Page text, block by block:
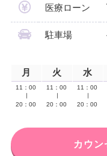
医療ローン
駐車場
月 火 水
11：00
20：00
11：00
20：00
11：00
20：00
カウン